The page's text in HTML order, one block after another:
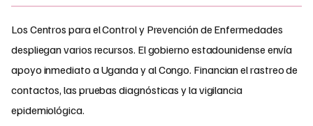
Los Centros para el Control y Prevención de Enfermedades
despliegan varios recursos. El gobierno estadounidense envía
apoyo inmediato a Uganda y al Congo. Financian el rastreo de
contactos, las pruebas diagnósticas y la vigilancia
epidemiológica.